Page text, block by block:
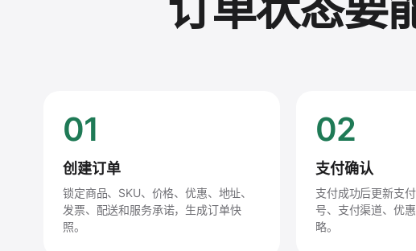
01
创建订单
锁定商品、SKU、价格、优惠、地址、
发票、配送和服务承诺，生成订单快
照。
02
支付确认
支付成功后更新支
号、支付渠道、优
略。